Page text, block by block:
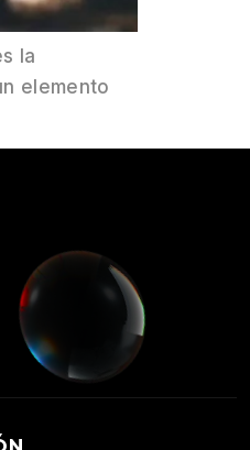
la
elemento